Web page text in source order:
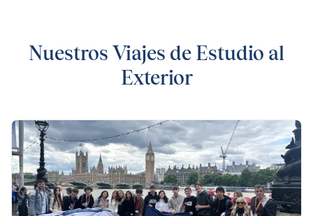
Nuestros Viajes de Estudio al
Exterior